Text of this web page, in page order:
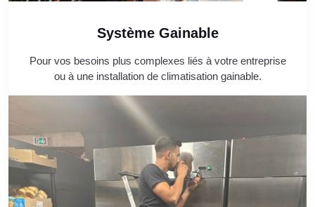
Système Gainable
Pour vos besoins plus complexes liés à votre entreprise
ou à une installation de climatisation gainable.